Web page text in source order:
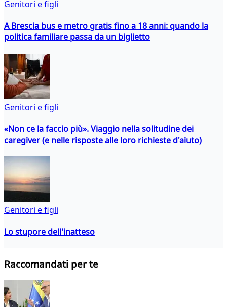
Genitori e figli
A Brescia bus e metro gratis fino a 18 anni: quando la
politica familiare passa da un biglietto
Genitori e figli
«Non ce la faccio più». Viaggio nella solitudine dei
caregiver (e nelle risposte alle loro richieste d'aiuto)
Genitori e figli
Lo stupore dell'inatteso
Raccomandati per te